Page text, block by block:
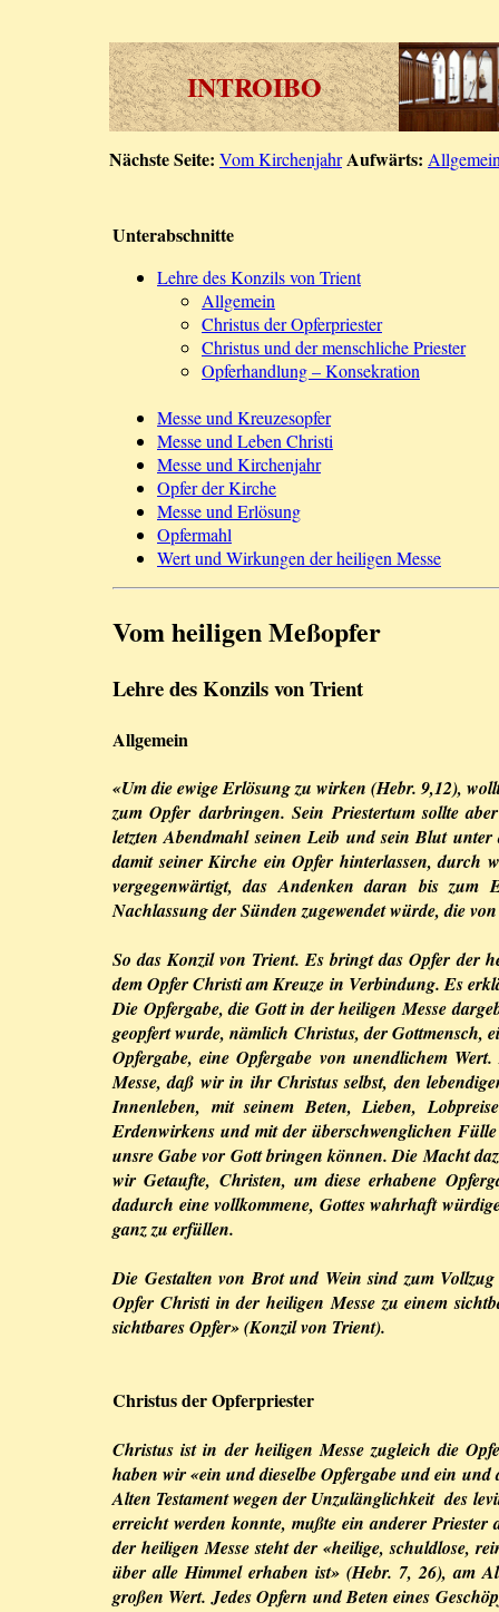
INTROIBO
Nächste Seite: Vom KirchenjahrAufwärts:
Unterabschnitte
Lehre des Konzils von Trient
Allgemein
Christus der Opferpriester
Christus und der menschliche Priester
Opferhandlung – Konsekration
Messe und Kreuzesopfer
Messe und Leben Christi
Messe und Kirchenjahr
Opfer der Kirche
Messe und Erlösung
Opfermahl
Wert und Wirkungen der heiligen Messe
Vom heiligen Meßopfer
Lehre des Konzils von Trient
Allgemein
«Um die ewige Erlösung zu wirken (Hebr. 9,12),
zum Opfer darbringen. Sein Priestertum sollte
letzten Abendmahl seinen Leib und sein Blut
damit seiner Kirche ein Opfer hinterlassen, durch
vergegenwärtigt, das Andenken daran bis zum
Nachlassung der Sünden zugewendet würde, die
So das Konzil von Trient. Es bringt das Opfer der
dem Opfer Christi am Kreuze in Verbindung. Es
Die Opfergabe, die Gott in der heiligen Messe
geopfert wurde, nämlich Christus, der Gottmensch,
Opfergabe, eine Opfergabe von unendlichem
Messe, daß wir in ihr Christus selbst, den
Innenleben, mit seinem Beten, Lieben,
Erdenwirkens und mit der überschwenglichen
unsre Gabe vor Gott bringen können. Die Macht
wir Getaufte, Christen, um diese erhabene
dadurch eine vollkommene, Gottes wahrhaft
ganz zu erfüllen.
Die Gestalten von Brot und Wein sind zum
Opfer Christi in der heiligen Messe zu einem
sichtbares Opfer» (Konzil von Trient).
Christus der Opferpriester
Christus ist in der heiligen Messe zugleich die
haben wir «ein und dieselbe Opfergabe und ein
Alten Testament wegen der Unzulänglichkeit des
erreicht werden konnte, mußte ein anderer
der heiligen Messe steht der «heilige, schuldlose,
über alle Himmel erhaben ist» (Hebr. 7, 26), am
großen Wert. Jedes Opfern und Beten eines